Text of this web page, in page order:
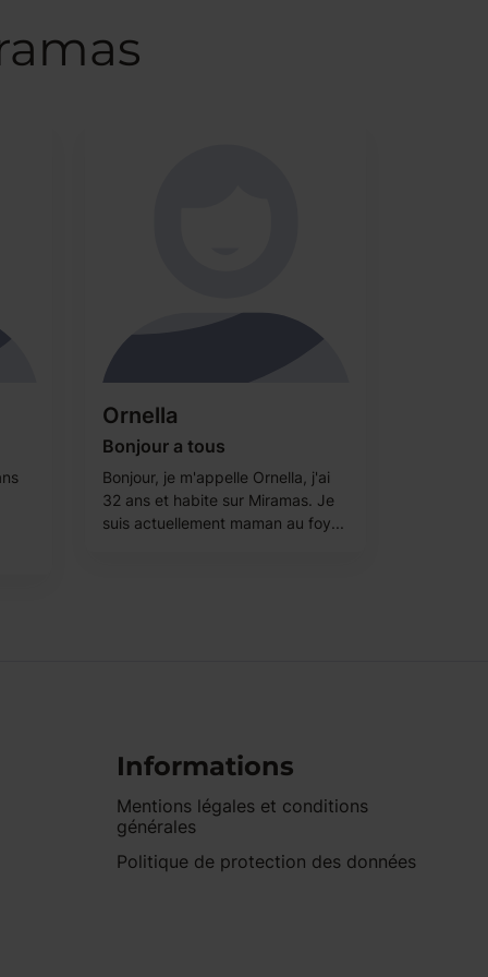
Ornella
Bonjour a tous
Bonjour, je m'appelle Ornella, j'ai
32 ans et habite sur Miramas. Je
suis actuellement maman au foy...
Informations
Mentions légales et conditions
générales
Politique de protection des données